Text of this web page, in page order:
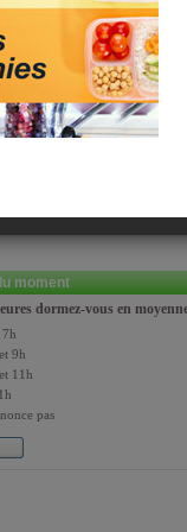
moment
dormez-vous en
9h
11h
pas